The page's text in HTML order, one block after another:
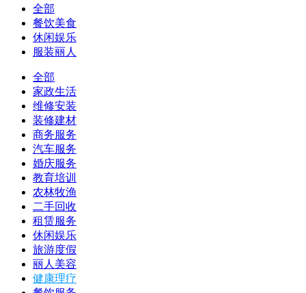
全部
餐饮美食
休闲娱乐
服装丽人
全部
家政生活
维修安装
装修建材
商务服务
汽车服务
婚庆服务
教育培训
农林牧渔
二手回收
租赁服务
休闲娱乐
旅游度假
丽人美容
健康理疗